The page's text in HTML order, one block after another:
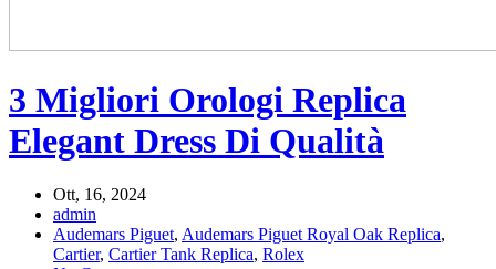
3 Migliori Orologi Replica
Elegant Dress Di Qualità
Ott, 16, 2024
admin
Audemars Piguet, Audemars Piguet Royal Oak Replica,
Cartier, Cartier Tank Replica, Rolex